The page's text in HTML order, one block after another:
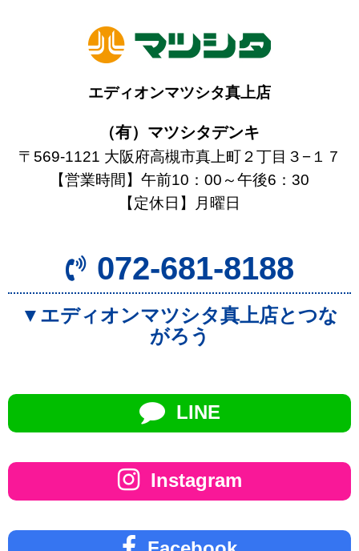
エディオンマツシタ真上店
（有）マツシタデンキ
〒569-1121 大阪府高槻市真上町２丁目３−１７
【営業時間】午前10：00～午後6：30
【定休日】月曜日
072-681-8188
▼エディオンマツシタ真上店とつな
がろう
LINE
Instagram